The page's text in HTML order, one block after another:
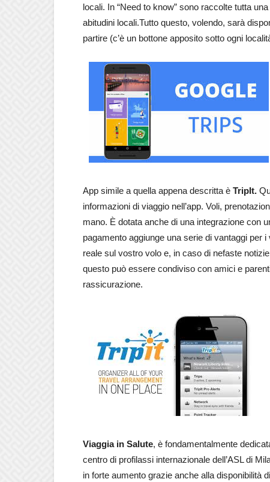
locali. In “Need to know” sono raccolte tutta
abitudini locali.Tutto questo, volendo, sarà
partire (c’è un bottone apposito sotto ogni
App simile a quella appena descritta è TripIt.
informazioni di viaggio nell’app. Voli,
mano. È dotata anche di una integrazione con
pagamento aggiunge una serie di vantaggi per
reale sul vostro volo e, in caso di nefaste
questo può essere condiviso con amici e
rassicurazione.
Viaggia in Salute, è fondamentalmente
centro di profilassi internazionale dell’ASL di
in forte aumento grazie anche alla disponibilità